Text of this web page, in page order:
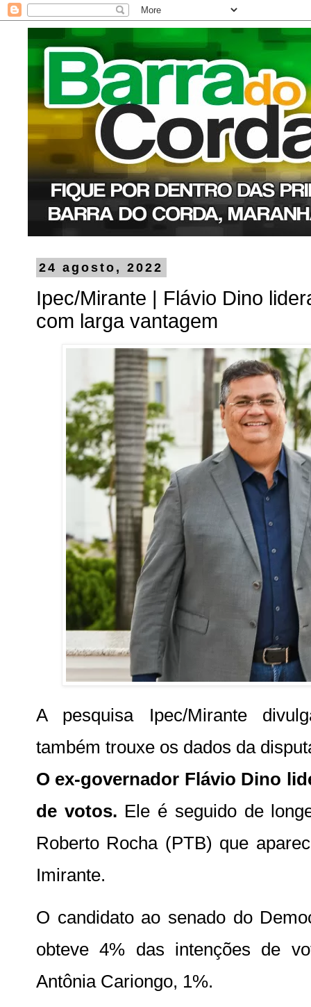
24 agosto, 2022
Ipec/Mirante | Flávio Dino
com larga vantagem
A pesquisa Ipec/Mirante
também trouxe os dados da
O ex-governador Flávio Dino
de votos. Ele é seguido de
Roberto Rocha (PTB) que
Imirante.
O candidato ao senado do
obteve 4% das intenções de
Antônia Cariongo, 1%.